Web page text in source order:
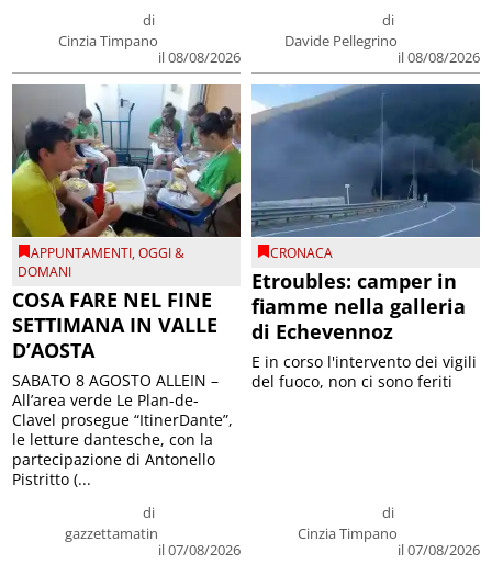
di
Cinzia Timpano
il 08/08/2026
di
Davide Pellegrino
il 08/08/2026
APPUNTAMENTI,OGGI &
DOMANI
COSA FARE NEL FINE
SETTIMANA IN VALLE
D’AOSTA
di
gazzettamatin
il 07/08/2026
SABATO 8 AGOSTO ALLEIN –
All’area verde Le Plan-de-
Clavel prosegue “ItinerDante”,
le letture dantesche, con la
partecipazione di Antonello
Pistritto (...
CRONACA
Etroubles: camper in
fiamme nella galleria
di Echevennoz
di
Cinzia Timpano
il 07/08/2026
E in corso l'intervento dei vigili
del fuoco, non ci sono feriti